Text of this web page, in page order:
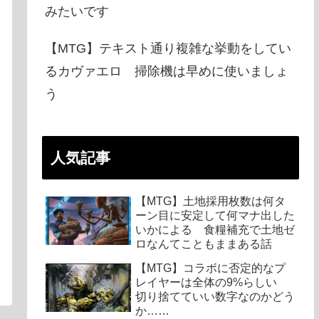
みたいです
【MTG】テキスト通り複雑な挙動をしてい
るカヴァエロ 掃除機は早めに使いましょ
う
人気記事
【MTG】土地採用枚数は何タ
ーン目に安定して何マナ出した
いかによる 食糧補充で土地ゼ
ロなんてこともままある話
【MTG】コラボに否定的なプ
レイヤーは全体の9%らしい
切り捨てていい数字なのかどう
か……